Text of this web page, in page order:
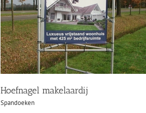
Hoefnagel makelaardij
Spandoeken